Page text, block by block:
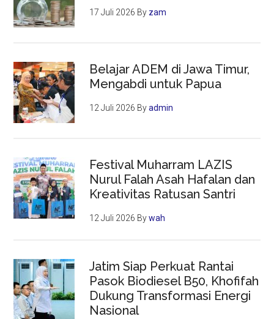
17 Juli 2026 By zam
Belajar ADEM di Jawa Timur,
Mengabdi untuk Papua
12 Juli 2026 Byadmin
Festival Muharram LAZIS
Nurul Falah Asah Hafalan dan
Kreativitas Ratusan Santri
12 Juli 2026 Bywah
Jatim Siap Perkuat Rantai
Pasok Biodiesel B50, Khofifah
Dukung Transformasi Energi
Nasional